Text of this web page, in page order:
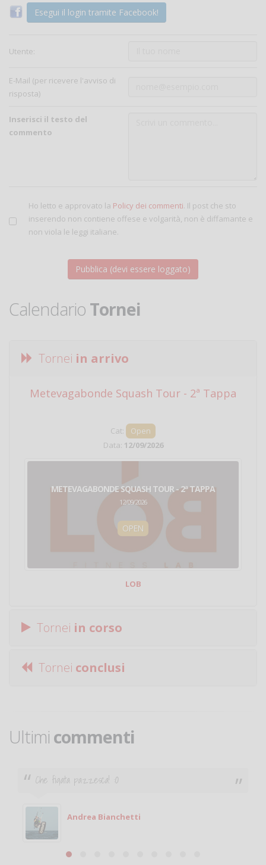
Esegui il login tramite Facebook!
Utente:
E-Mail (per ricevere l'avviso di
risposta)
Inserisci il testo del
commento
Ho letto e approvato la Policy dei commenti. Il post che sto
inserendo non contiene offese e volgarità, non è diffamante e
non viola le leggi italiane.
Calendario Tornei
Tornei in arrivo
Metevagabonde Squash Tour - 2ª Tappa
Cat:
Open
Data: 12/09/2026
METEVAGABONDE SQUASH TOUR - 2ª TAPPA
12/09/2026
OPEN
LOB
Tornei in corso
Tornei conclusi
Ultimi commenti
Ciao. Sono a Treviglio da poco e vorrei tornare a
giocare. Se sei in zona e puoi giocare fammi sapere.
Michele
Michele Miglionico